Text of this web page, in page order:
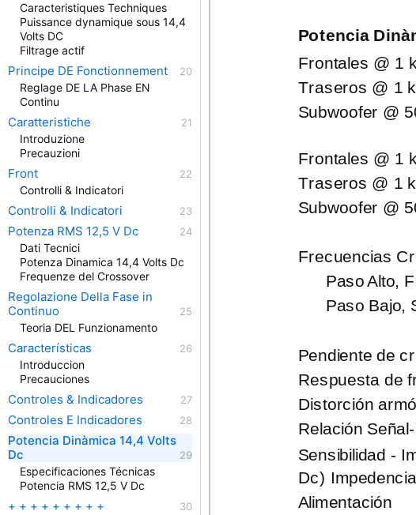
Potencia
Frontales @ 1
Traseros @ 1
Subwoofer @
Frontales @ 1
Traseros @ 1
Subwoofer @
Frecuencias
Paso Alto,
Paso Bajo,
Pendiente de
Respuesta de
Distorción
Relación
Sensibilidad -
Dc)
Alimentación
Caracteristiques Techniques
Puissance dynamique sous 14,4
Volts DC
Filtrage actif
Principe DE Fonctionnement
Reglage DE LA Phase EN
Continu
Caratteristiche
Introduzione
Precauzioni
Front
Controlli & Indicatori
Controlli & Indicatori
Potenza RMS 12,5 V Dc
Dati Tecnici
Potenza Dinamica 14,4 Volts Dc
Frequenze del Crossover
Regolazione Della Fase in
Continuo
Teoria DEL Funzionamento
Características
Introduccion
Precauciones
Controles & Indicadores
Controles E Indicadores
Potencia Dinàmica 14,4 Volts
Dc
Especificaciones Técnicas
Potencia RMS 12,5 V Dc
+ + + + + + + + +